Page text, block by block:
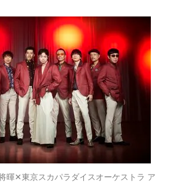
暉✕東京スカパラダイスオーケストラ ア